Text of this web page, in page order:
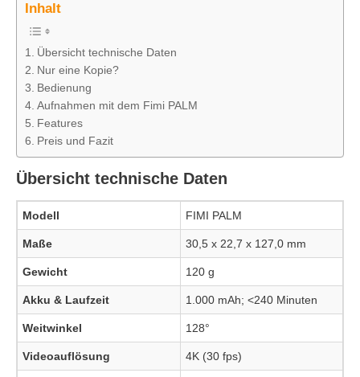
Inhalt
Übersicht technische Daten
Nur eine Kopie?
Bedienung
Aufnahmen mit dem Fimi PALM
Features
Preis und Fazit
Übersicht technische Daten
Modell FIMI PALM
Maße 30,5 x 22,7 x 127,0 mm
Gewicht 120 g
Akku & Laufzeit 1.000 mAh; <240 Minuten
Weitwinkel 128°
Videoauflösung 4K (30 fps)